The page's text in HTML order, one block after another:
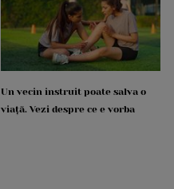
Un vecin instruit poate salva o
viață. Vezi despre ce e vorba